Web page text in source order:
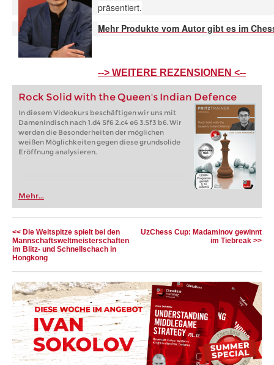
präsentiert.
Mehr Produkte vom Autor gibt es im
--> WEITERE REZENSIONEN <--
Rock Solid with the Queen's Indian Defence
In diesem Videokurs beschäftigen wir uns mit
Damenindisch nach 1.d4 Sf6 2.c4 e6 3.Sf3 b6. Wir
werden die Besonderheiten der möglichen
weißen Möglichkeiten gegen diese grundsolide
Eröffnung analysieren.
Mehr...
<< Die Weltspitze spielt bei den
Mannschaftsweltmeisterschaften
im Blitz- und Schnellschach in
Hongkong
UzChess Cup: Madaminov gewinnt
im Tiebreak >>